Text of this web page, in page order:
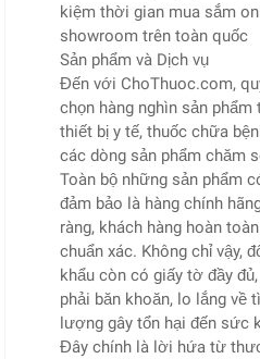
kiệm thời gian mua sắm
showroom trên toàn quốc
Sản phẩm và Dịch vụ
Đến với ChoThuoc.com,
chọn hàng nghìn sản
thiết bị y tế, thuốc chữa
các dòng sản phẩm chăm
Toàn bộ những sản phẩm
đảm bảo là hàng chính
ràng, khách hàng hoàn
chuẩn xác. Không chỉ vậy,
khẩu còn có giấy tờ đầy
phải băn khoăn, lo lắng về
lượng gây tổn hại đến sức
Đây chính là lời hứa từ